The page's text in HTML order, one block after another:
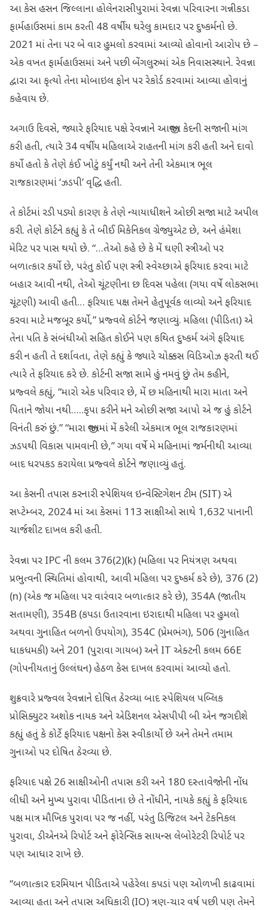
આ કેસ હસન જિલ્લાના હોલેનરાસીપુરામાં રેવન્ના પરિવારના ગન્નીકડા
ફાર્મહાઉસમાં કામ કરતી 48 વર્ષીય ઘરેલુ કામદાર પર દુષ્કર્મનો છે.
2021 માં તેના પર બે વાર હુમલો કરવામાં આવ્યો હોવાનો આરોપ છે –
એક વખત ફાર્મહાઉસમાં અને પછી બેંગલુરુમાં એક નિવાસસ્થાને. રેવન્ના
દ્વારા આ કૃત્યો તેના મોબાઇલ ફોન પર રેકોર્ડ કરવામાં આવ્યા હોવાનું
કહેવાય છે.
અગાઉ દિવસે, જ્યારે ફરિયાદ પક્ષે રેવન્નાને આજીવન કેદની સજાની માંગ
કરી હતી, ત્યારે 34 વર્ષીય મહિલાએ રાહતની માંગ કરી હતી અને દાવો
કર્યો હતો કે તેણે કંઈ ખોટું કર્યું નથી અને તેની એકમાત્ર ભૂલ
રાજકારણમાં ‘ઝડપી’ વૃદ્ધિ હતી.
તે કોર્ટમાં રડી પડ્યો કારણ કે તેણે ન્યાયાધીશને ઓછી સજા માટે અપીલ
કરી. તેણે કોર્ટને કહ્યું કે તે બીઈ મિકેનિકલ ગ્રેજ્યુએટ છે, અને હંમેશા
મેરિટ પર પાસ થયો છે. “…તેઓ કહે છે કે મેં ઘણી સ્ત્રીઓ પર
બળાત્કાર કર્યો છે, પરંતુ કોઈ પણ સ્ત્રી સ્વેચ્છાએ ફરિયાદ કરવા માટે
બહાર આવી નથી, તેઓ ચૂંટણીના છ દિવસ પહેલા (ગયા વર્ષે લોકસભા
ચૂંટણી) આવી હતી… ફરિયાદ પક્ષ તેમને હેતુપૂર્વક લાવ્યો અને ફરિયાદ
કરવા માટે મજબૂર કર્યો,” પ્રજ્વલે કોર્ટને જણાવ્યું. મહિલા (પીડિતા) એ
તેના પતિ કે સંબંધીઓ સહિત કોઈને પણ કથિત દુષ્કર્મ અંગે ફરિયાદ
કરી ન હતી તે દર્શાવતા, તેણે કહ્યું કે જ્યારે ચોક્કસ વિડિઓઝ ફરતી થઈ
ત્યારે તે ફરિયાદ કરે છે. કોર્ટની સજા સામે હું નમવું છું તેમ કહીને,
પ્રજ્વલે કહ્યું, “મારો એક પરિવાર છે, મેં છ મહિનાથી મારા માતા અને
પિતાને જોયા નથી…..કૃપા કરીને મને ઓછી સજા આપો એ જ હું કોર્ટને
વિનંતી કરું છું.” “મારા જીવનમાં મેં કરેલી એકમાત્ર ભૂલ રાજકારણમાં
ઝડપથી વિકાસ પામવાની છે,” ગયા વર્ષે મે મહિનામાં જર્મનીથી આવ્યા
બાદ ધરપકડ કરાયેલા પ્રજ્વલે કોર્ટને જણાવ્યું હતું.
આ કેસની તપાસ કરનારી સ્પેશિયલ ઇન્વેસ્ટિગેશન ટીમ (SIT) એ
સપ્ટેમ્બર, 2024 માં આ કેસમાં 113 સાક્ષીઓ સાથે 1,632 પાનાની
ચાર્જશીટ દાખલ કરી હતી.
રેવન્ના પર IPC ની કલમ 376(2)(k) (મહિલા પર નિયંત્રણ અથવા
પ્રભુત્વની સ્થિતિમાં હોવાથી, આવી મહિલા પર દુષ્કર્મ કરે છે), 376 (2)
(n) (એક જ મહિલા પર વારંવાર બળાત્કાર કરે છે), 354A (જાતીય
સતામણી), 354B (કપડા ઉતારવાના ઇરાદાથી મહિલા પર હુમલો
અથવા ગુનાહિત બળનો ઉપયોગ), 354C (પ્રેમભંગ), 506 (ગુનાહિત
ધાકધમકી) અને 201 (પુરાવા ગાયબ) અને IT એક્ટની કલમ 66E
(ગોપનીયતાનું ઉલ્લંઘન) હેઠળ કેસ દાખલ કરવામાં આવ્યો હતો.
શુક્રવારે પ્રજ્વલ રેવન્નાને દોષિત ઠેરવ્યા બાદ સ્પેશિયલ પબ્લિક
પ્રોસિક્યુટર અશોક નાયક અને એડિશનલ એસપીપી બી એન જગદીશે
કહ્યું હતું કે કોર્ટે ફરિયાદ પક્ષનો કેસ સ્વીકાર્યો છે અને તેમને તમામ
ગુનાઓ પર દોષિત ઠેરવ્યા છે.
ફરિયાદ પક્ષે 26 સાક્ષીઓની તપાસ કરી અને 180 દસ્તાવેજોની નોંધ
લીધી અને મુખ્ય પુરાવા પીડિતાના છે તે નોંધીને, નાયકે કહ્યું કે ફરિયાદ
પક્ષ માત્ર મૌખિક પુરાવા પર જ નહીં, પરંતુ ડિજિટલ અને ટેકનિકલ
પુરાવા, ડીએનએ રિપોર્ટ અને ફોરેન્સિક સાયન્સ લેબોરેટરી રિપોર્ટ પર
પણ આધાર રાખે છે.
“બળાત્કાર દરમિયાન પીડિતાએ પહેરેલા કપડાં પણ ઓળખી કાઢવામાં
આવ્યા હતા અને તપાસ અધિકારી (IO) ત્રણ-ચાર વર્ષ પછી પણ તેમને